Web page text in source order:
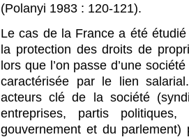
(Polanyi 1983 : 120-121).
Le cas de la France a été
la protection des droits de
lors que l’on passe d’une
caractérisée par le lien
acteurs clé de la société
entreprises, partis politiques,
gouvernement et du